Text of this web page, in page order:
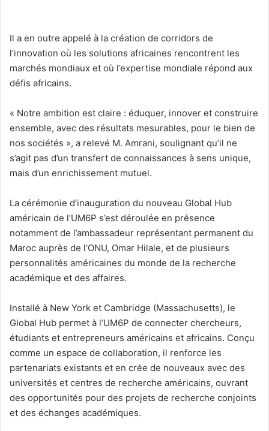
Il a en outre appelé à la création de corridors de
l’innovation où les solutions africaines rencontrent les
marchés mondiaux et où l’expertise mondiale répond aux
défis africains.
« Notre ambition est claire : éduquer, innover et construire
ensemble, avec des résultats mesurables, pour le bien de
nos sociétés », a relevé M. Amrani, soulignant qu’il ne
s’agit pas d’un transfert de connaissances à sens unique,
mais d’un enrichissement mutuel.
La cérémonie d’inauguration du nouveau Global Hub
américain de l’UM6P s’est déroulée en présence
notamment de l’ambassadeur représentant permanent du
Maroc auprès de l’ONU, Omar Hilale, et de plusieurs
personnalités américaines du monde de la recherche
académique et des affaires.
Installé à New York et Cambridge (Massachusetts), le
Global Hub permet à l’UM6P de connecter chercheurs,
étudiants et entrepreneurs américains et africains. Conçu
comme un espace de collaboration, il renforce les
partenariats existants et en crée de nouveaux avec des
universités et centres de recherche américains, ouvrant
des opportunités pour des projets de recherche conjoints
et des échanges académiques.